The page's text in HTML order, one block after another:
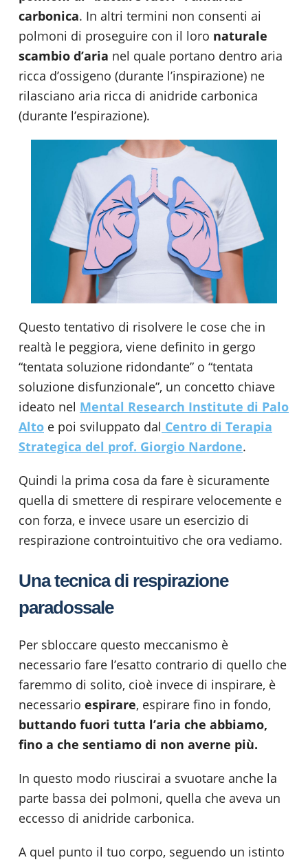
carbonica. In altri termini non consenti ai
polmoni di proseguire con il loro naturale
scambio d’aria nel quale portano dentro aria
ricca d’ossigeno (durante l’inspirazione) ne
rilasciano aria ricca di anidride carbonica
(durante l’espirazione).
Questo tentativo di risolvere le cose che in
realtà le peggiora, viene definito in gergo
“tentata soluzione ridondante” o “tentata
soluzione disfunzionale”, un concetto chiave
ideato nel Mental Research Institute di Palo
Alto e poi sviluppato dal Centro di Terapia
Strategica del prof. Giorgio Nardone.
Quindi la prima cosa da fare è sicuramente
quella di smettere di respirare velocemente e
con forza, e invece usare un esercizio di
respirazione controintuitivo che ora vediamo.
Una tecnica di respirazione
paradossale
Per sbloccare questo meccanismo è
necessario fare l’esatto contrario di quello che
faremmo di solito, cioè invece di inspirare, è
necessario espirare, espirare fino in fondo,
buttando fuori tutta l’aria che abbiamo,
fino a che sentiamo di non averne più.
In questo modo riuscirai a svuotare anche la
parte bassa dei polmoni, quella che aveva un
eccesso di anidride carbonica.
A quel punto il tuo corpo, seguendo un istinto